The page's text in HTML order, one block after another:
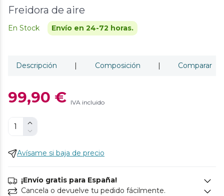
Freidora de aire
En Stock Envío en 24-72 horas.
Descripción | Composición | Comparar
99,90 € IVA incluido
Avísame si baja de precio
¡Envío gratis para España!
Cancela o devuelve tu pedido fácilmente.